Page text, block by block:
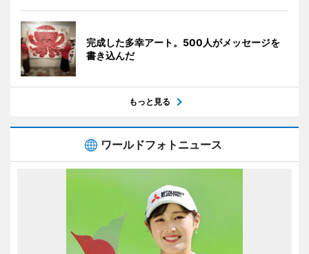
完成した多幸アート。500人がメッセージを
書き込んだ
もっと見る
ワールドフォトニュース